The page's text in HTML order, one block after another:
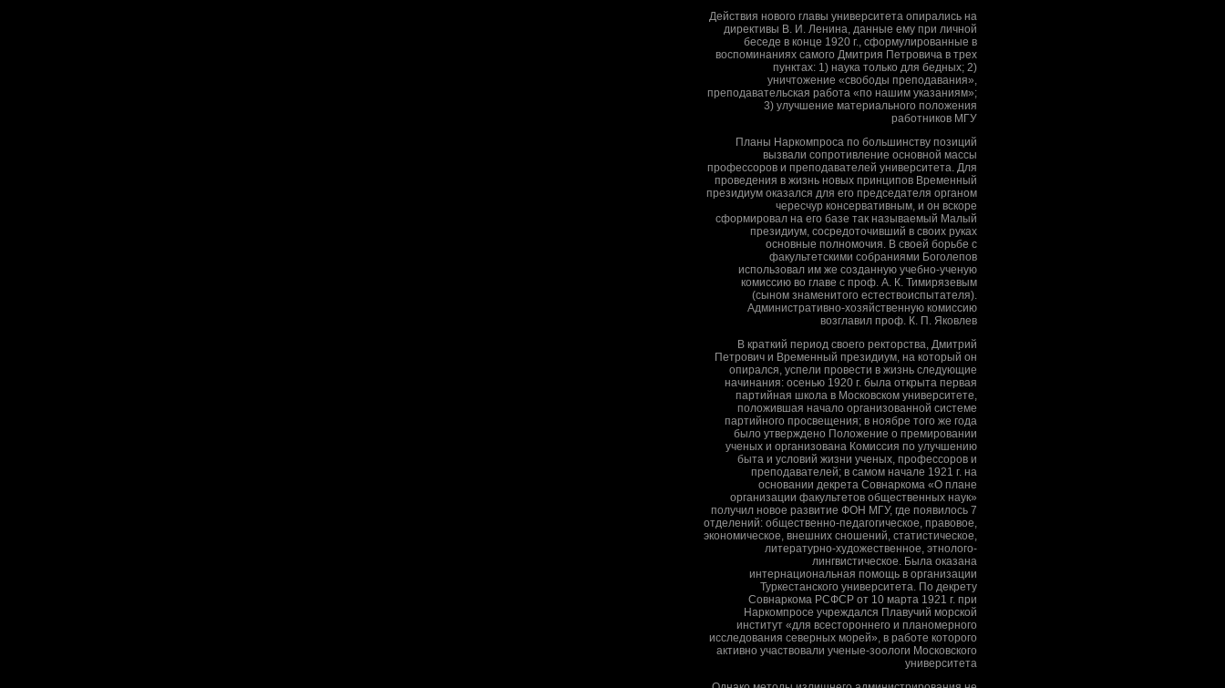
Действия нового главы университета опирались на
директивы В. И. Ленина, данные ему при личной
беседе в конце 1920 г., сформулированные в
воспоминаниях самого Дмитрия Петровича в трех
пунктах: 1) наука только для бедных; 2)
уничтожение «свободы преподавания»,
преподавательская работа «по нашим указаниям»;
3) улучшение материального положения
работников МГУ
Планы Наркомпроса по большинству позиций
вызвали сопротивление основной массы
профессоров и преподавателей университета. Для
проведения в жизнь новых принципов Временный
президиум оказался для его председателя органом
чересчур консервативным, и он вскоре
сформировал на его базе так называемый Малый
президиум, сосредоточивший в своих руках
основные полномочия. В своей борьбе с
факультетскими собраниями Боголепов
использовал им же созданную учебно-ученую
комиссию во главе с проф. А. К. Тимирязевым
(сыном знаменитого естествоиспытателя).
Административно-хозяйственную комиссию
возглавил проф. К. П. Яковлев
В краткий период своего ректорства, Дмитрий
Петрович и Временный президиум, на который он
опирался, успели провести в жизнь следующие
начинания: осенью 1920 г. была открыта первая
партийная школа в Московском университете,
положившая начало организованной системе
партийного просвещения; в ноябре того же года
было утверждено Положение о премировании
ученых и организована Комиссия по улучшению
быта и условий жизни ученых, профессоров и
преподавателей; в самом начале 1921 г. на
основании декрета Совнаркома «О плане
организации факультетов общественных наук»
получил новое развитие ФОН МГУ, где появилось 7
отделений: общественно-педагогическое, правовое,
экономическое, внешних сношений, статистическое,
литературно-художественное, этнолого-
лингвистическое. Была оказана
интернациональная помощь в организации
Туркестанского университета. По декрету
Совнаркома РСФСР от 10 марта 1921 г. при
Наркомпросе учреждался Плавучий морской
институт «для всестороннего и планомерного
исследования северных морей», в работе которого
активно участвовали ученые-зоологи Московского
университета